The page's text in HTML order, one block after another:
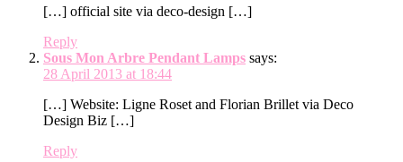
[…] official site via deco-design […]
Reply
Sous Mon Arbre Pendant Lamps says:
28 April 2013 at 18:44
[…] Website: Ligne Roset and Florian Brillet via Deco
Design Biz […]
Reply